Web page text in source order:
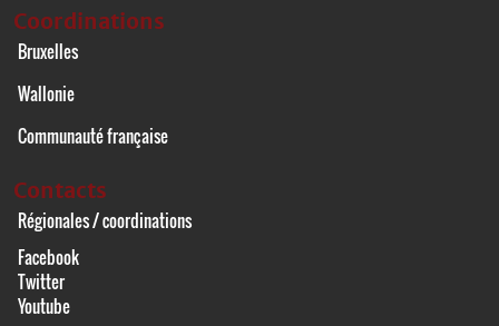
Coordinations
Bruxelles
Wallonie
Communauté française
Contacts
Régionales / coordinations
Facebook
Twitter
Youtube